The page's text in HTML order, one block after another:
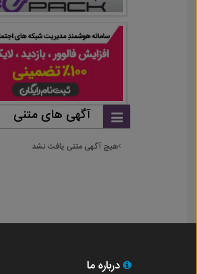
آگهی های متنی
هیچ آگهی متنی یافت نشد
درباره ما